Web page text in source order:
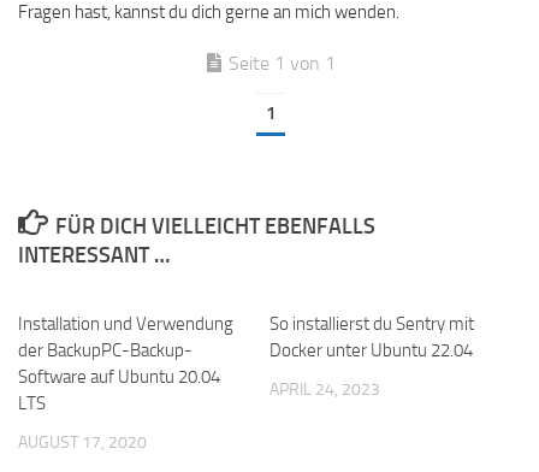
Fragen hast, kannst du dich gerne an mich wenden.
Seite 1 von 1
1
FÜR DICH VIELLEICHT EBENFALLS
INTERESSANT …
Installation und Verwendung
der BackupPC-Backup-
Software auf Ubuntu 20.04
LTS
AUGUST 17, 2020
So installierst du Sentry mit
Docker unter Ubuntu 22.04
APRIL 24, 2023